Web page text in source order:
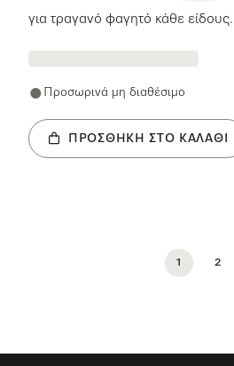
για τραγανό φαγητό κάθε είδους.
Προσωρινά μη διαθέσιμο
ΠΡΟΣΘΉΚΗ ΣΤΟ ΚΑΛΆΘΙ
1 2